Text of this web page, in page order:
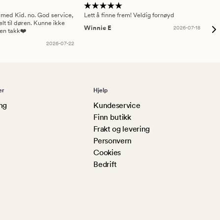
Kid. no. God service,
til døren. Kunne ikke
takk❤️
2026-07-22
Lett å finne frem! Veldig fornøyd
Winnie E
2026-07-18
Hjelp
Kundeservice
Finn butikk
Frakt og levering
Personvern
Cookies
Bedrift